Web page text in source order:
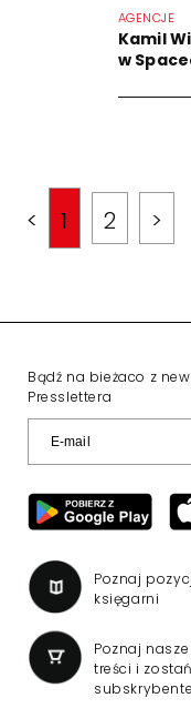
AGENCJE
Kamil
w
< 1 2 >
Bądź na bieżaco z
Presslettera
Poznaj
księgarni
Poznaj
treści i zostań